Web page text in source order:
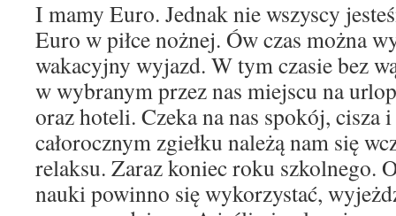
I mamy Euro. Jednak nie wszyscy
Euro w piłce nożnej. Ów czas można
wakacyjny wyjazd. W tym czasie bez
w wybranym przez nas miejscu na
oraz hoteli. Czeka na nas spokój, cisza
całorocznym zgiełku należą nam się
relaksu. Zaraz koniec roku szkolnego.
nauki powinno się wykorzystać,